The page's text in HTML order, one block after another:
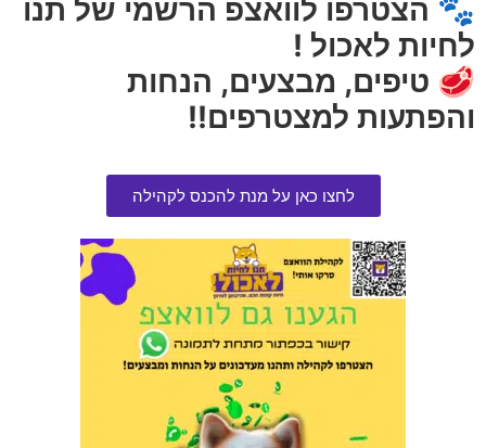
ריתמה מרופדת M
₪50.00
קוצץ ציפורניים גדול
הרוויחו 2.00 נקודות ⭐
40.00
🐾 הצטרפו לוואצפ הרשמי של תנו
לחיות לאכול !
🥩 טיפים, מבצעים, הנחות
והפתעות למצטרפים!!
לחצו כאן על מנת להכנס לקהילה